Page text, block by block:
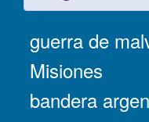
guerra de
Misiones
bandera